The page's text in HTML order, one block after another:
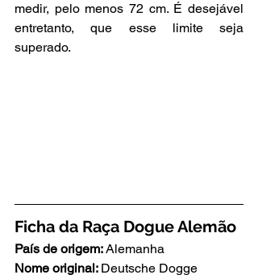
medir, pelo menos 72 cm. É desejável
entretanto, que esse limite seja
superado.
Ficha da Raça Dogue Alemão
País de origem: Alemanha
Nome original: Deutsche Dogge